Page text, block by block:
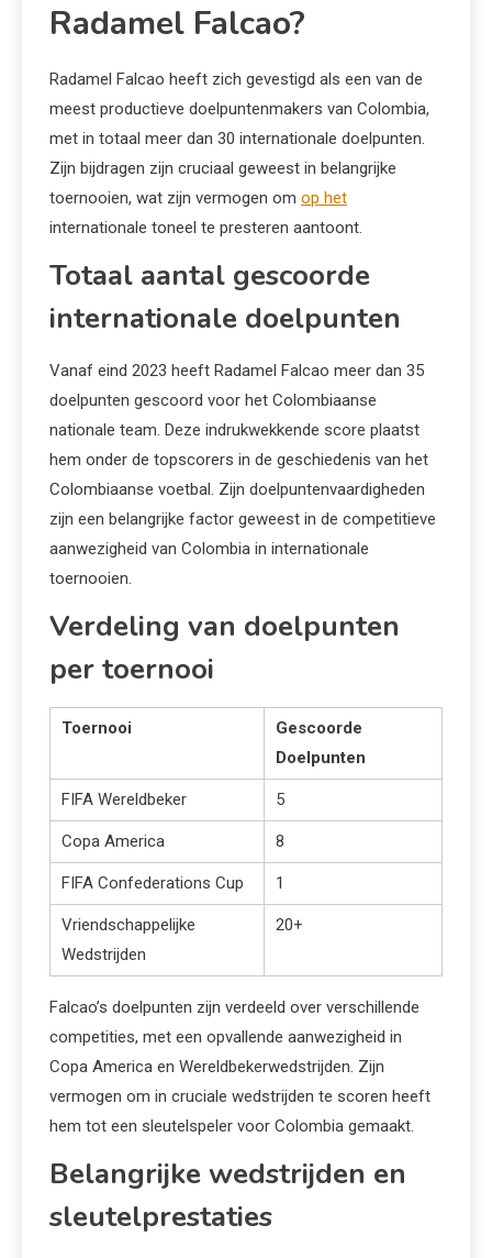
Radamel Falcao?
Radamel Falcao heeft zich gevestigd als een van de
meest productieve doelpuntenmakers van Colombia,
met in totaal meer dan 30 internationale doelpunten.
Zijn bijdragen zijn cruciaal geweest in belangrijke
toernooien, wat zijn vermogen om op het
internationale toneel te presteren aantoont.
Totaal aantal gescoorde
internationale doelpunten
Vanaf eind 2023 heeft Radamel Falcao meer dan 35
doelpunten gescoord voor het Colombiaanse
nationale team. Deze indrukwekkende score plaatst
hem onder de topscorers in de geschiedenis van het
Colombiaanse voetbal. Zijn doelpuntenvaardigheden
zijn een belangrijke factor geweest in de competitieve
aanwezigheid van Colombia in internationale
toernooien.
Verdeling van doelpunten
per toernooi
Toernooi
Gescoorde
Doelpunten
FIFA Wereldbeker 5
Copa America 8
FIFA Confederations Cup 1
Vriendschappelijke
Wedstrijden
20+
Falcao’s doelpunten zijn verdeeld over verschillende
competities, met een opvallende aanwezigheid in
Copa America en Wereldbekerwedstrijden. Zijn
vermogen om in cruciale wedstrijden te scoren heeft
hem tot een sleutelspeler voor Colombia gemaakt.
Belangrijke wedstrijden en
sleutelprestaties